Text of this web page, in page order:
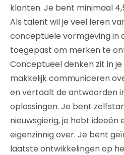
klanten. Je bent minimaal
Als talent wil je veel leren
conceptuele vormgeving in
toegepast om merken te
Conceptueel denken zit in
makkelijk communiceren
en vertaalt de antwoorden
oplossingen. Je bent
nieuwsgierig, je hebt ideeën
eigenzinnig over. Je bent
laatste ontwikkelingen op